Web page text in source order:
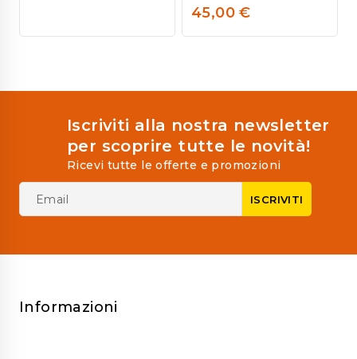
0
of
45,00€
Iscriviti alla nostra newsletter
per scoprire tutte le novità!
Ricevi tutte le offerte e promozioni
Informazioni